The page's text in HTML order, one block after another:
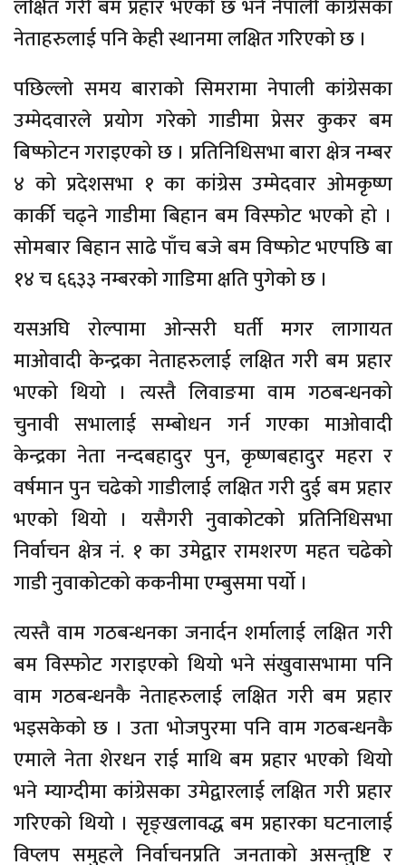
लक्षित गरी बम प्रहार भएको छ भने नेपाली कांग्रेसका
नेताहरुलाई पनि केही स्थानमा लक्षित गरिएको छ ।
पछिल्लो समय बाराको सिमरामा नेपाली कांग्रेसका
उम्मेदवारले प्रयोग गरेको गाडीमा प्रेसर कुकर बम
बिष्फोटन गराइएको छ । प्रतिनिधिसभा बारा क्षेत्र नम्बर
४ को प्रदेशसभा १ का कांग्रेस उम्मेदवार ओमकृष्ण
कार्की चढ्ने गाडीमा बिहान बम विस्फोट भएको हो ।
सोमबार बिहान साढे पाँच बजे बम विष्फोट भएपछि बा
१४ च ६६३३ नम्बरको गाडिमा क्षति पुगेको छ ।
यसअघि रोल्पामा ओन्सरी घर्ती मगर लागायत
माओवादी केन्द्रका नेताहरुलाई लक्षित गरी बम प्रहार
भएको थियो । त्यस्तै लिवाङमा वाम गठबन्धनको
चुनावी सभालाई सम्बोधन गर्न गएका माओवादी
केन्द्रका नेता नन्दबहादुर पुन, कृष्णबहादुर महरा र
वर्षमान पुन चढेको गाडीलाई लक्षित गरी दुई बम प्रहार
भएको थियो । यसैगरी नुवाकोटको प्रतिनिधिसभा
निर्वाचन क्षेत्र नं. १ का उमेद्वार रामशरण महत चढेको
गाडी नुवाकोटको ककनीमा एम्बुसमा पर्यो ।
त्यस्तै वाम गठबन्धनका जनार्दन शर्मालाई लक्षित गरी
बम विस्फोट गराइएको थियो भने संखुवासभामा पनि
वाम गठबन्धनकै नेताहरुलाई लक्षित गरी बम प्रहार
भइसकेको छ । उता भोजपुरमा पनि वाम गठबन्धनकै
एमाले नेता शेरधन राई माथि बम प्रहार भएको थियो
भने म्याग्दीमा कांग्रेसका उमेद्वारलाई लक्षित गरी प्रहार
गरिएको थियो । सृङ्खलावद्ध बम प्रहारका घटनालाई
विप्लप समुहले निर्वाचनप्रति जनताको असन्तुष्टि र